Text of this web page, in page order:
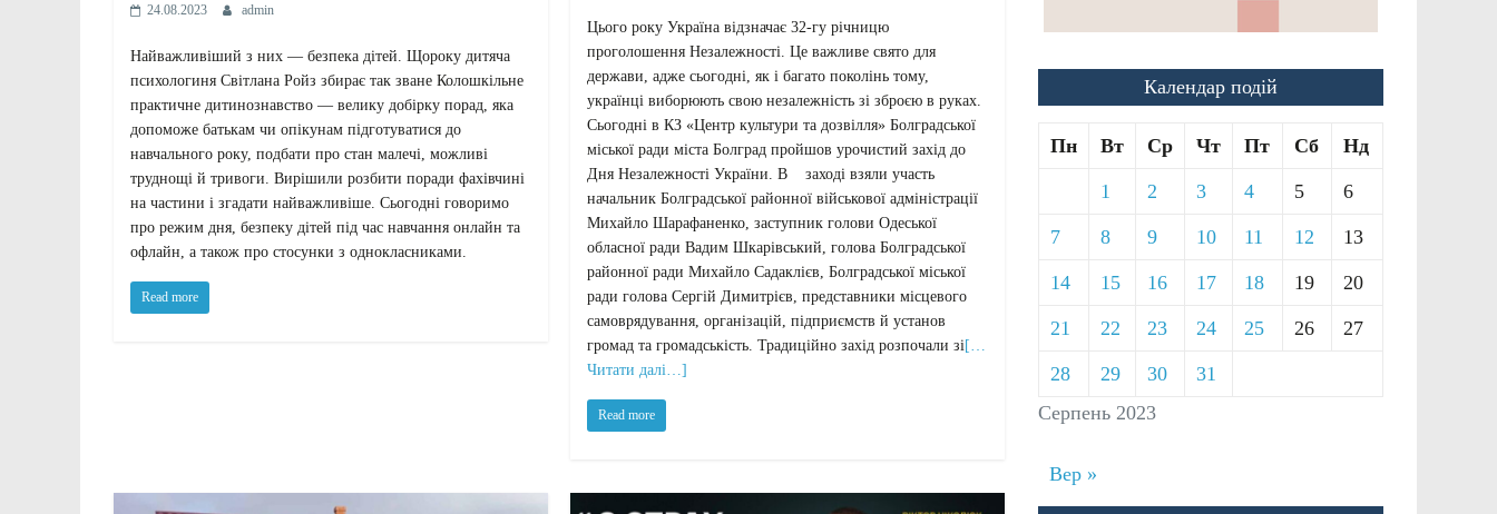
24.08.2023 admin
Найважливіший з них — безпека дітей. Щороку дитяча
психологиня Світлана Ройз збирає так зване Колошкільне
практичне дитинознавство — велику добірку порад, яка
допоможе батькам чи опікунам підготуватися до
навчального року, подбати про стан малечі, можливі
труднощі й тривоги. Вирішили розбити поради фахівчині
на частини і згадати найважливіше. Сьогодні говоримо
про режим дня, безпеку дітей під час навчання онлайн та
офлайн, а також про стосунки з однокласниками.
Read more
Цього року Україна відзначає 32-гу річницю
проголошення Незалежності. Це важливе свято для
держави, адже сьогодні, як і багато поколінь тому,
українці виборюють свою незалежність зі зброєю в руках.
Сьогодні в КЗ «Центр культури та дозвілля» Болградської
міської ради міста Болград пройшов урочистий захід до
Дня Незалежності України. В заході взяли участь
начальник Болградської районної військової адміністрації
Михайло Шарафаненко, заступник голови Одеської
обласної ради Вадим Шкарівський, голова Болградської
районної ради Михайло Садаклієв, Болградської міської
ради голова Сергій Димитрієв, представники місцевого
самоврядування, організацій, підприємств й установ
громад та громадськість. Традиційно захід розпочали зі[…
Читати далі…]
Read more
Календар подій
Серпень 2023
Пн Вт Ср Чт Пт Сб Нд
1 2 3 4 5 6
7 8 9 10 11 12 13
14 15 16 17 18 19 20
21 22 23 24 25 26 27
28 29 30 31
Вер »